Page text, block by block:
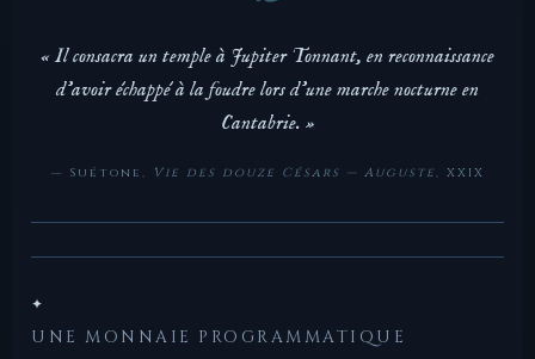
« Il consacra un temple à Jupiter Tonnant, en reconnaissance
d'avoir échappé à la foudre lors d'une marche nocturne en
Cantabrie. »
— Suétone, Vie des douze Césars — Auguste, XXIX
✦
UNE MONNAIE PROGRAMMATIQUE